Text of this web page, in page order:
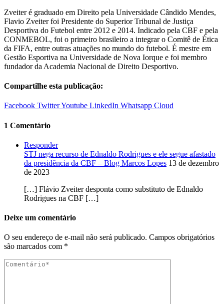
Zveiter é graduado em Direito pela Universidade Cândido Mendes,
Flavio Zveiter foi Presidente do Superior Tribunal de Justiça
Desportiva do Futebol entre 2012 e 2014. Indicado pela CBF e pela
CONMEBOL, foi o primeiro brasileiro a integrar o Comitê de Ética
da FIFA, entre outras atuações no mundo do futebol. É mestre em
Gestão Esportiva na Universidade de Nova Iorque e foi membro
fundador da Academia Nacional de Direito Desportivo.
Compartilhe esta publicação:
Facebook TwitterYoutube LinkedIn Whatsapp Cloud
1 Comentário
Responder
STJ nega recurso de Ednaldo Rodrigues e ele segue afastado
da presidência da CBF – Blog Marcos Lopes 13 de dezembro
de 2023
[…] Flávio Zveiter desponta como substituto de Ednaldo
Rodrigues na CBF […]
Deixe um comentário
O seu endereço de e-mail não será publicado. Campos obrigatórios
são marcados com *